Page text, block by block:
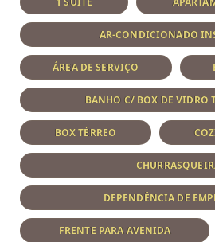
AR-CONDICIONADO
ÁREA DE SERVIÇO
BANHO C/ BOX DE VIDRO
BOX TÉRREO
DEPENDÊNCIA DE
FRENTE PARA AVENIDA